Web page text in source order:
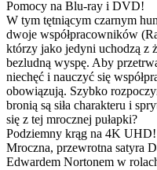
Pomocy na Blu-ray i DVD!
W tym tętniącym czarnym
dwoje współpracowników
którzy jako jedyni uchodzą z
bezludną wyspę. Aby
niechęć i nauczyć się
obowiązują. Szybko
bronią są siła charakteru i
się z tej mrocznej pułapki?
Podziemny krąg na 4K UHD!
Mroczna, przewrotna satyra
Edwardem Nortonem w